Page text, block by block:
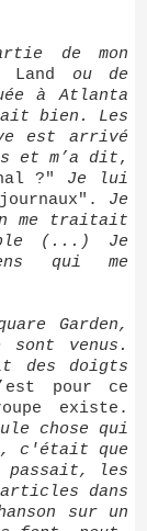
Land ou de
à Atlanta
bien. Les
est arrivé
et m’a dit,
?" Je lui
Je
me traitait
(...) Je
qui me
Garden,
sont venus.
des doigts
pour ce
existe.
chose qui
c'était que
passait, les
dans
sur un